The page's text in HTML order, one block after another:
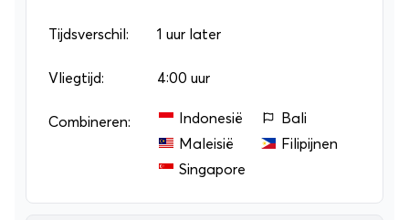
Tijdsverschil: 1 uur later
Vliegtijd: 4:00 uur
Combineren: Indonesië
Bali
Maleisië
Filipijnen
Singapore